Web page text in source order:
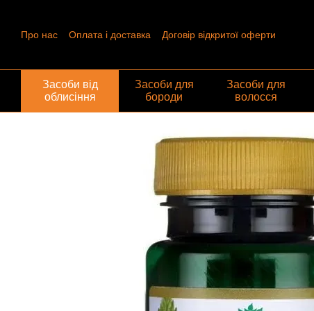
Про нас Оплата і доставка
Договір відкритої оферти
Засоби від
облисіння
Засоби для
бороди
Засоби для
волосся